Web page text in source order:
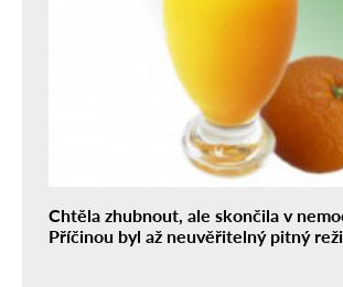
Chtěla zhubnout, ale skončila v
Příčinou byl až neuvěřitelný pitný